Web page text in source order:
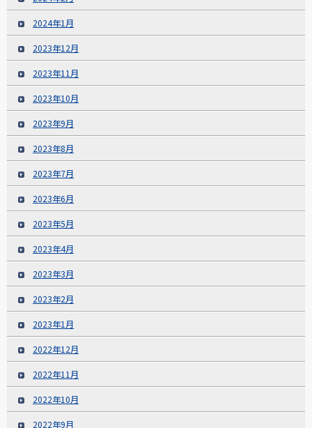
2024年1月
2023年12月
2023年11月
2023年10月
2023年9月
2023年8月
2023年7月
2023年6月
2023年5月
2023年4月
2023年3月
2023年2月
2023年1月
2022年12月
2022年11月
2022年10月
2022年9月